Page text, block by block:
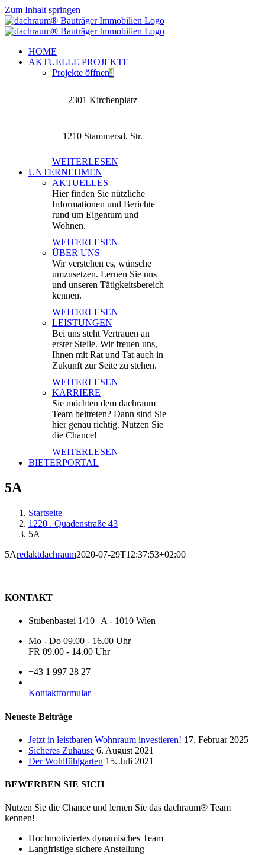
Zum Inhalt springen
HOME
AKTUELLE PROJEKTE
Projekte öffnen4
2301 Kirchenplatz
1210 Stammersd. Str.
WEITERLESEN
UNTERNEHMEN
AKTUELLES
Hier finden Sie nützliche
Informationen und Berichte
rund um Eigentum und
Wohnen.
WEITERLESEN
ÜBER UNS
Wir verstehen es, wünsche
umzusetzen. Lernen Sie uns
und unseren Tätigkeitsbereich
kennen.
WEITERLESEN
LEISTUNGEN
Bei uns steht Vertrauen an
erster Stelle. Wir freuen uns,
Ihnen mit Rat und Tat auch in
Zukunft zur Seite zu stehen.
WEITERLESEN
KARRIERE
Sie möchten dem dachraum
Team beitreten? Dann sind Sie
hier genau richtig. Nutzen Sie
die Chance!
WEITERLESEN
BIETERPORTAL
5A
Startseite
1220 . Quadenstraße 43
5A
5Aredaktdachraum2020-07-29T12:37:53+02:00
KONTAKT
Stubenbastei 1/10 | A - 1010 Wien
Mo - Do 09.00 - 16.00 Uhr
FR 09.00 - 14.00 Uhr
+43 1 997 28 27
Kontaktformular
Neueste Beiträge
Jetzt in leistbaren Wohnraum investieren! 17. Februar 2025
Sicheres Zuhause 6. August 2021
Der Wohlfühlgarten 15. Juli 2021
BEWERBEN SIE SICH
Nutzen Sie die Chance und lernen Sie das dachraum® Team
kennen!
Hochmotiviertes dynamisches Team
Langfristige sichere Anstellung